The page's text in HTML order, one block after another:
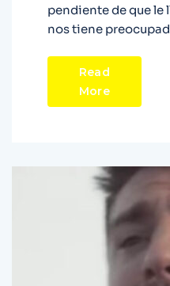
pendiente de que le
nos tiene
Read
More